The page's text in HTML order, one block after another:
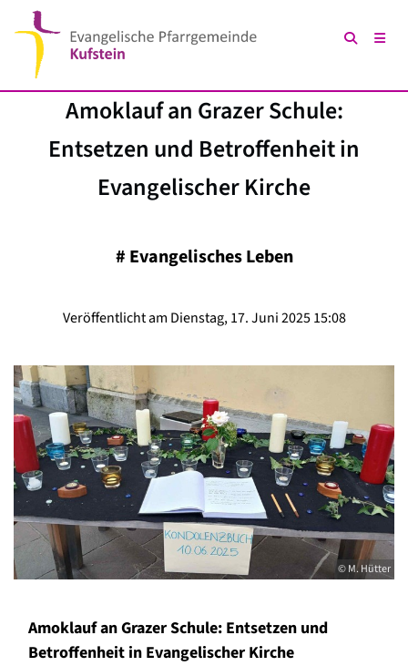
Amoklauf an Grazer Schule:
Entsetzen und Betroffenheit in
Evangelischer Kirche
# Evangelisches Leben
Veröffentlicht am Dienstag, 17. Juni 2025 15:08
© M. Hütter
Amoklauf an Grazer Schule: Entsetzen und
Betroffenheit in Evangelischer Kirche